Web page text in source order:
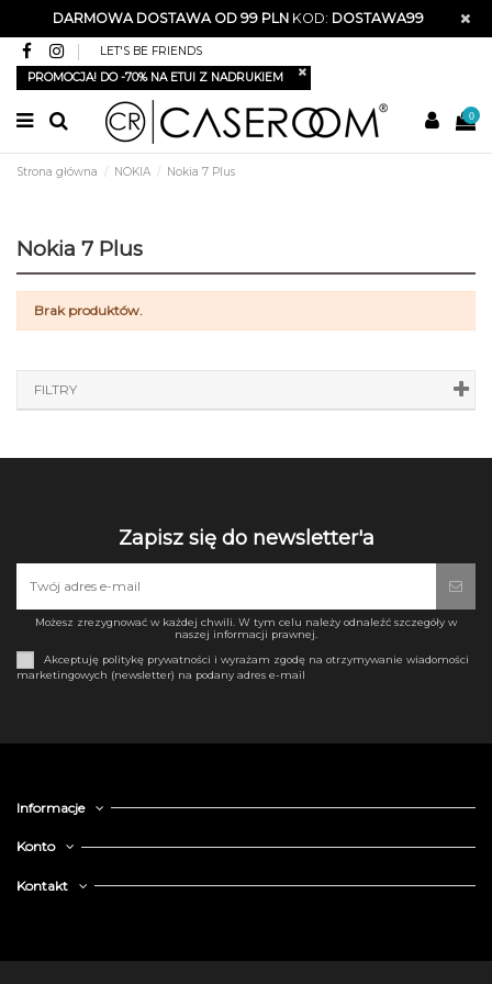
DARMOWA DOSTAWA OD 99 PLNKOD: DOSTAWA99
LET'S BE FRIENDS
PROMOCJA! DO -70% NA ETUI Z NADRUKIEM
0
Strona główna NOKIA Nokia 7 Plus
Nokia 7 Plus
Brak produktów.
FILTRY
Zapisz się do newsletter'a
Możesz zrezygnować w każdej chwili. W tym celu należy odnaleźć szczegóły w
naszej informacji prawnej.
Akceptuję politykę prywatności i wyrażam zgodę na otrzymywanie wiadomości
marketingowych (newsletter) na podany adres e-mail
Informacje
Konto
Kontakt